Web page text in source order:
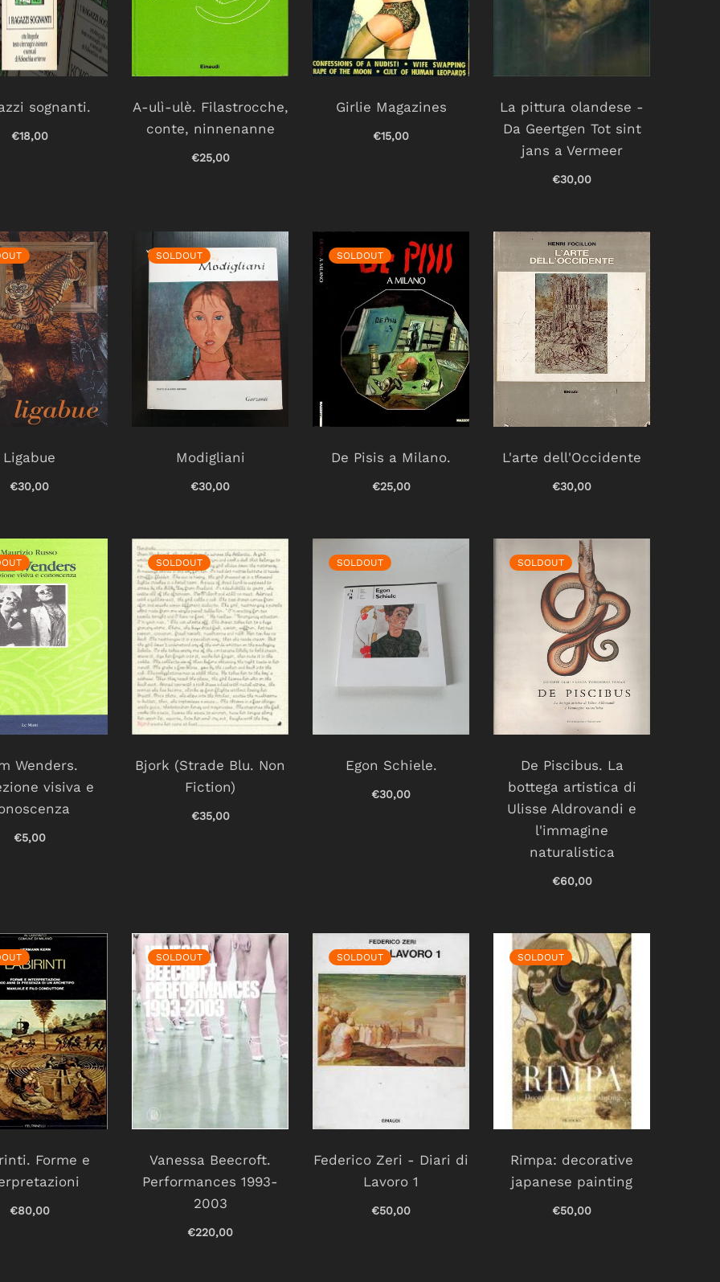
sognanti.
€18,00
A-ulì-ulè. Filastrocche,
conte, ninnenanne
€25,00
Girlie Magazines
€15,00
La pittura olandese -
Da Geertgen Tot sint
jans a Vermeer
€30,00
Ligabue
€30,00
SOLDOUT
Modigliani
€30,00
SOLDOUT
De Pisis a Milano.
€25,00
L'arte dell'Occidente
€30,00
Wenders.
visiva e
€5,00
SOLDOUT
Bjork (Strade Blu. Non
Fiction)
€35,00
SOLDOUT
Egon Schiele.
€30,00
SOLDOUT
De Piscibus. La
bottega artistica di
Ulisse Aldrovandi e
l'immagine
naturalistica
€60,00
Forme e
€80,00
SOLDOUT
Vanessa Beecroft.
Performances 1993-
2003
€220,00
SOLDOUT
Federico Zeri - Diari di
Lavoro 1
€50,00
SOLDOUT
Rimpa: decorative
japanese painting
€50,00